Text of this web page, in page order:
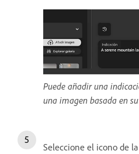
Puede añadir una
una imagen basada en
Seleccione el icono de la